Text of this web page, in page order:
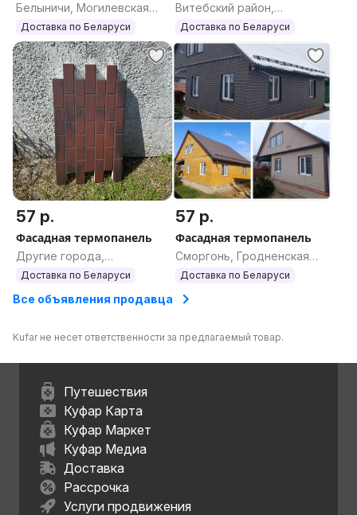
Белыничи, Могилевская
область
Доставка по Беларуси
Витебский район,
Витебская область
Доставка по Беларуси
57 р.
Фасадная термопанель
Другие города,
Гродненская область
Доставка по Беларуси
57 р.
Фасадная термопанель
Сморгонь, Гродненская
область
Доставка по Беларуси
Все объявления продавца
Kufar не несет ответственности за предлагаемый товар.
Путешествия
Куфар Карта
Куфар Маркет
Куфар Медиа
Доставка
Рассрочка
Услуги продвижения